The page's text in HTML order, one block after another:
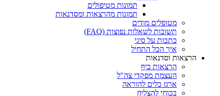
תמונות מטיפולים
תמונות מהרצאות ומסדנאות
מטופלים מודים
תשובות לשאלות נפוצות (FAQ)
כתבות על סיגי
איך הכל התחיל
הרצאות וסדנאות
הרצאות כיף
העצמת מפקדי צה"ל
ארגז כלים להוראה
בכוחי להצליח